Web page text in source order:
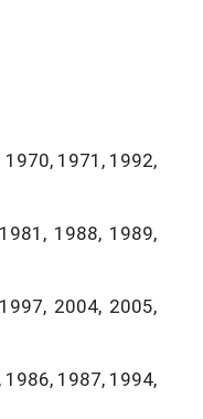
1971, 1992,
1988, 1989,
2004, 2005,
1987, 1994,